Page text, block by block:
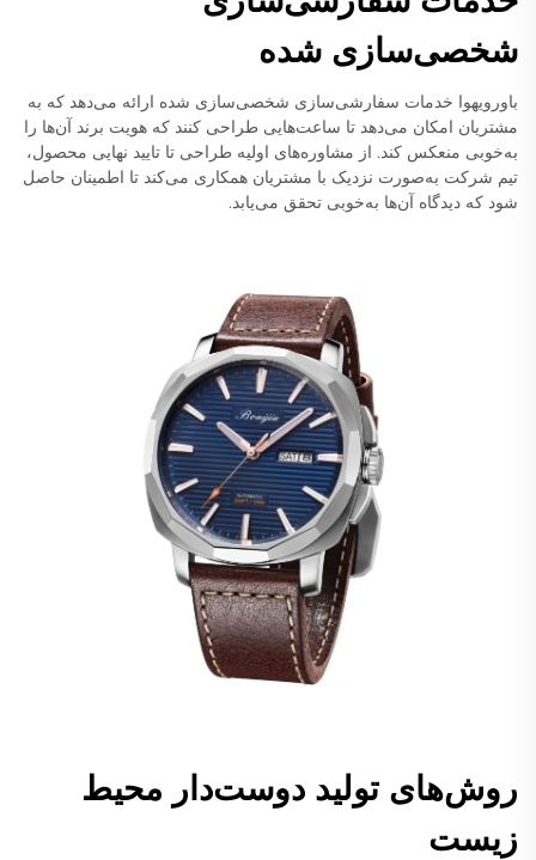
شخصی‌سازی شده
باورویهوا خدمات سفارشی‌سازی شخصی‌سازی شده ارائه می‌دهد که به
مشتریان امکان می‌دهد تا ساعت‌هایی طراحی کنند که هویت برند آن‌ها را
به‌خوبی منعکس کند. از مشاوره‌های اولیه طراحی تا تایید نهایی محصول،
تیم شرکت به‌صورت نزدیک با مشتریان همکاری می‌کند تا اطمینان حاصل
شود که دیدگاه آن‌ها به‌خوبی تحقق می‌یابد.
روش‌های تولید دوست‌دار محیط
زیست